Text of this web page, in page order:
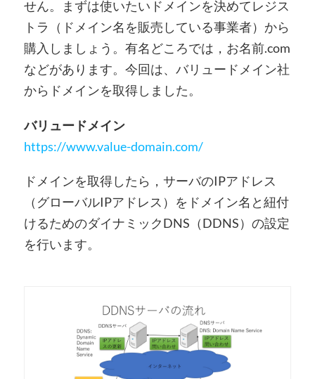
せん。まずは使いたいドメインを決めてレジス
トラ（ドメイン名を販売している事業者）から
購入しましょう。有名どころでは，お名前.com
などがあります。今回は、バリュードメイン社
からドメインを取得しました。
バリュードメイン
https://www.value-domain.com/
ドメインを取得したら，サーバのIPアドレス
（グローバルIPアドレス）をドメイン名と紐付
けるためのダイナミックDNS（DDNS）の設定
を行います。